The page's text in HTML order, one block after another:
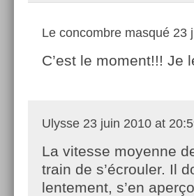
Le concombre masqué 23
C’est le moment!!! Je
Ulysse 23 juin 2010 at
La vitesse moyenne
train de s’écrouler. Il
lentement, s’en